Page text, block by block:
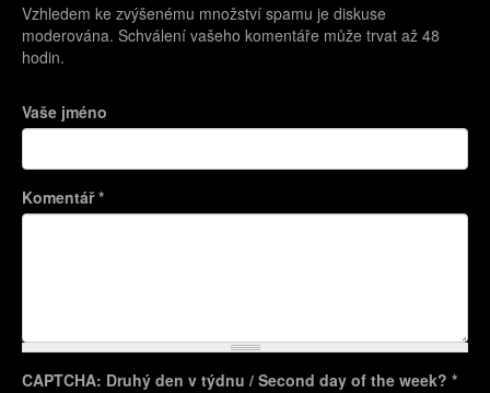
Vzhledem ke zvýšenému množství spamu je diskuse
moderována. Schválení vašeho komentáře může trvat až 48
hodin.
Vaše jméno
Komentář*
CAPTCHA: Druhý den v týdnu / Second day of the week? *